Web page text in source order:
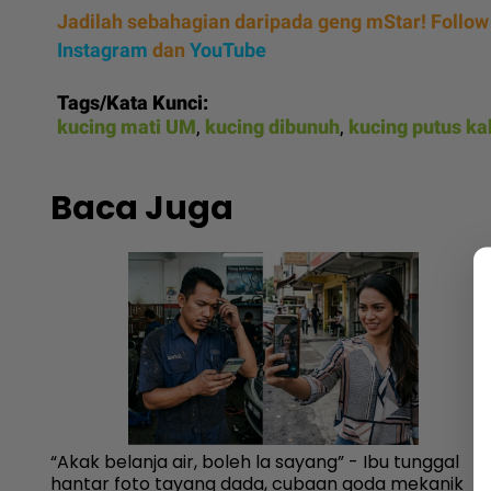
Jadilah sebahagian daripada geng mStar!
Instagram dan YouTube
Tags/Kata Kunci:
kucing mati UM, kucing dibunuh, kucing putus
Baca Juga
“Akak belanja air, boleh la sayang” - Ibu tunggal
hantar foto tayang dada, cubaan goda mekanik